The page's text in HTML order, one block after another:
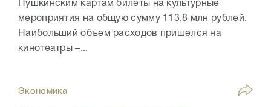
Пушкинским картам билеты на культурные
мероприятия на общую сумму 113,8 млн рублей.
Наибольший объем расходов пришелся на
кинотеатры –...
Экономика